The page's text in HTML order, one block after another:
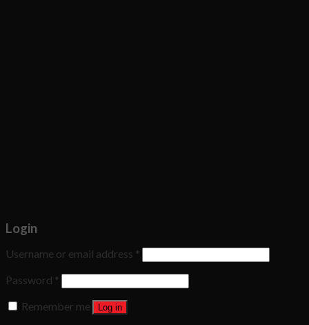
Login
Username or email address *
Password *
Remember me
Log in